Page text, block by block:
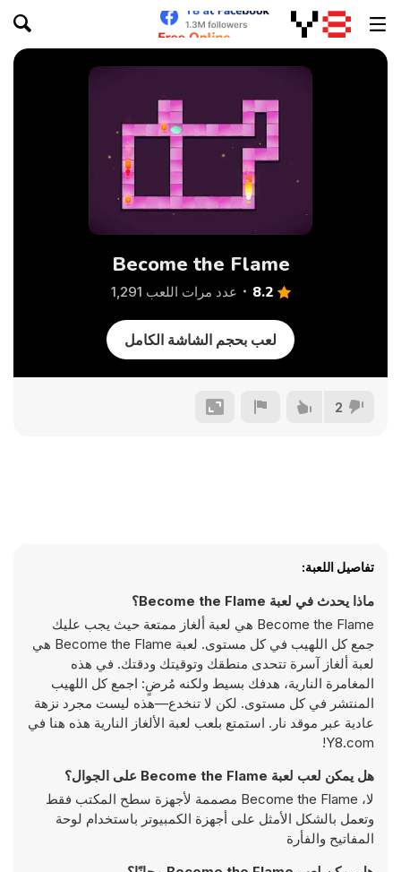
Become the Flame
8.2 عدد مرات اللعب 1,291
لعب بحجم الشاشة الكامل
2
تفاصيل اللعبة:
ماذا يحدث في لعبة Become the Flame؟
Become the Flame هي لعبة ألغاز ممتعة حيث يجب عليك
جمع كل اللهيب في كل مستوى. لعبة Become the Flame هي
لعبة ألغاز آسرة تتحدى منطقك وتوقيتك ودقتك. في هذه
المغامرة النارية، هدفك بسيط ولكنه مُرضٍ: اجمع كل اللهيب
المنتشر في كل مستوى. لكن لا تنخدع—هذه ليست مجرد نزهة
عادية عبر موقد نار. استمتع بلعب لعبة الألغاز النارية هذه هنا في
Y8.com!
هل يمكن لعب لعبة Become the Flame على الجوال؟
لا، Become the Flame مصممة لأجهزة سطح المكتب فقط
وتعمل بالشكل الأمثل على أجهزة الكمبيوتر باستخدام لوحة
المفاتيح والفأرة